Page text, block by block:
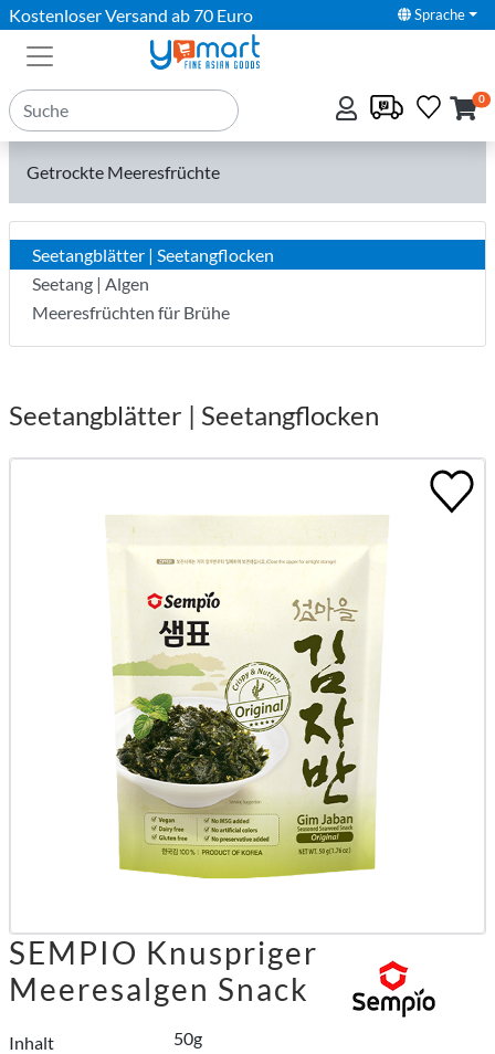
Kostenloser Versand ab 70 Euro Sprache
0
Getrockte Meeresfrüchte
Seetangblätter | Seetangflocken
Seetang | Algen
Meeresfrüchten für Brühe
Seetangblätter | Seetangflocken
SEMPIO Knuspriger
Meeresalgen Snack
Inhalt 50g